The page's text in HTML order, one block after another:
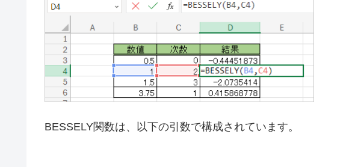
BESSELY関数は、以下の引数で構成されています。